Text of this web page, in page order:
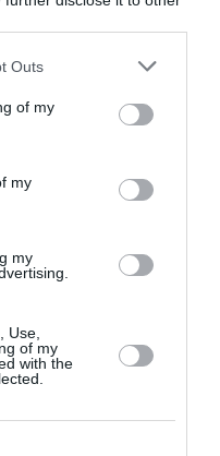
Outs
of my
my
my
Use,
of my
with the
!
!